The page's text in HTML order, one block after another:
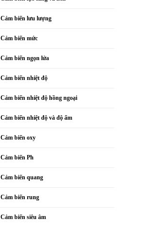
Cảm biến lưu lượng
Cảm biến mức
Cảm biến ngọn lửa
Cảm biến nhiệt độ
Cảm biến nhiệt độ hồng ngoại
Cảm biến nhiệt độ và độ ẩm
Cảm biến oxy
Cảm biến Ph
Cảm biến quang
Cảm biến rung
Cảm biến siêu âm